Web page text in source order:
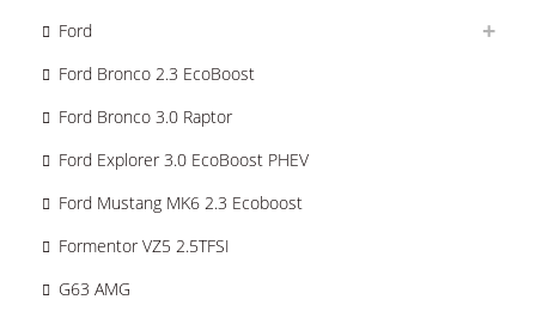
Ford
Ford Bronco 2.3 EcoBoost
Ford Bronco 3.0 Raptor
Ford Explorer 3.0 EcoBoost PHEV
Ford Mustang MK6 2.3 Ecoboost
Formentor VZ5 2.5TFSI
G63 AMG